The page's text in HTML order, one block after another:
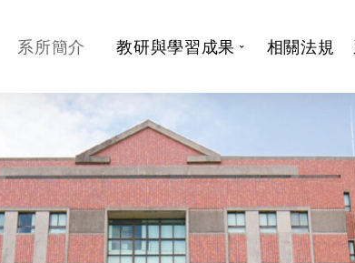
系所簡介 教研與學習成果 相關法規